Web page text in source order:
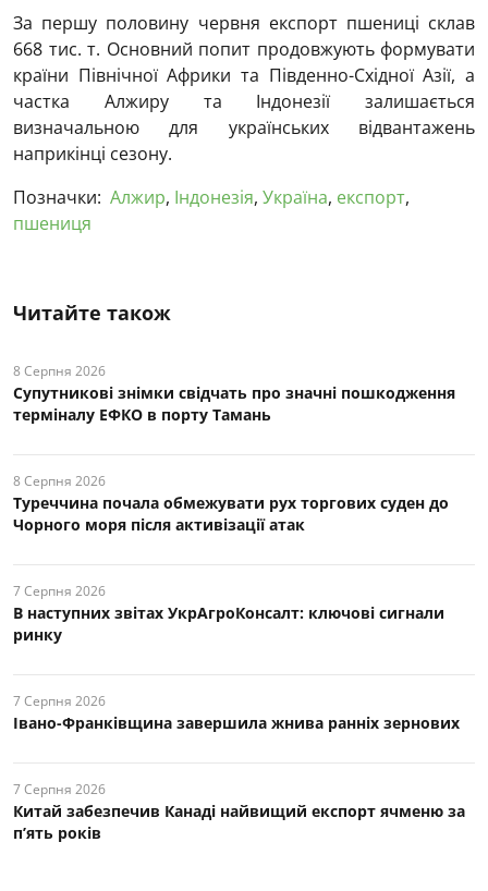
За першу половину червня експорт пшениці склав
668 тис. т. Основний попит продовжують формувати
країни Північної Африки та Південно-Східної Азії, а
частка Алжиру та Індонезії залишається
визначальною для українських відвантажень
наприкінці сезону.
Позначки: Алжир, Індонезія, Україна, експорт,
пшениця
Читайте також
8 Серпня 2026
Супутникові знімки свідчать про значні пошкодження
терміналу ЕФКО в порту Тамань
8 Серпня 2026
Туреччина почала обмежувати рух торгових суден до
Чорного моря після активізації атак
7 Серпня 2026
В наступних звітах УкрАгроКонсалт: ключові cигнали
ринку
7 Серпня 2026
Івано-Франківщина завершила жнива ранніх зернових
7 Серпня 2026
Китай забезпечив Канаді найвищий експорт ячменю за
п’ять років